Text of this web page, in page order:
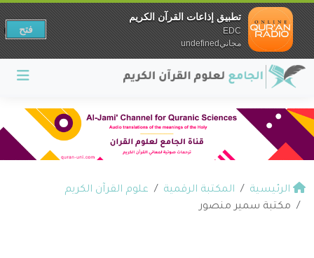
الرئيسية المكتبة الرقمية
علوم القرآن الكريم
مكتبة سمير منصور
تطبيق إذاعات القرآن الكريم
EDC
مجانيundefined
فتح